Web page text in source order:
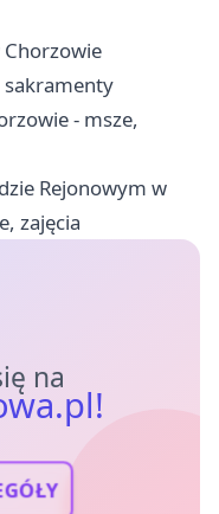
Chorzowie
sakramenty
- msze,
Rejonowym w
zajęcia
na